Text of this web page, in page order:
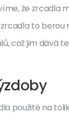
že zrcadla
to berou
což jim dává
použité na